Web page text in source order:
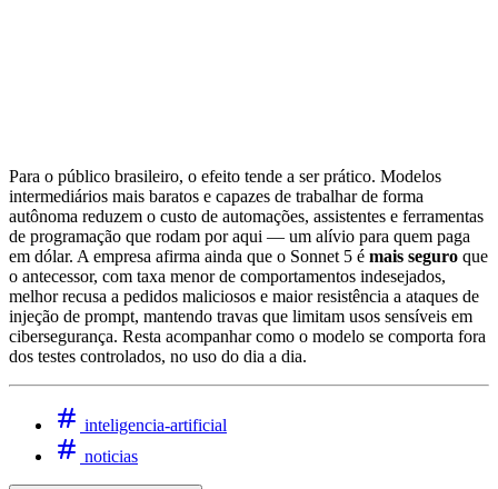
Para o público brasileiro, o efeito tende a ser prático. Modelos
intermediários mais baratos e capazes de trabalhar de forma
autônoma reduzem o custo de automações, assistentes e ferramentas
de programação que rodam por aqui — um alívio para quem paga
em dólar. A empresa afirma ainda que o Sonnet 5 é mais seguro que
o antecessor, com taxa menor de comportamentos indesejados,
melhor recusa a pedidos maliciosos e maior resistência a ataques de
injeção de prompt, mantendo travas que limitam usos sensíveis em
cibersegurança. Resta acompanhar como o modelo se comporta fora
dos testes controlados, no uso do dia a dia.
inteligencia-artificial
noticias